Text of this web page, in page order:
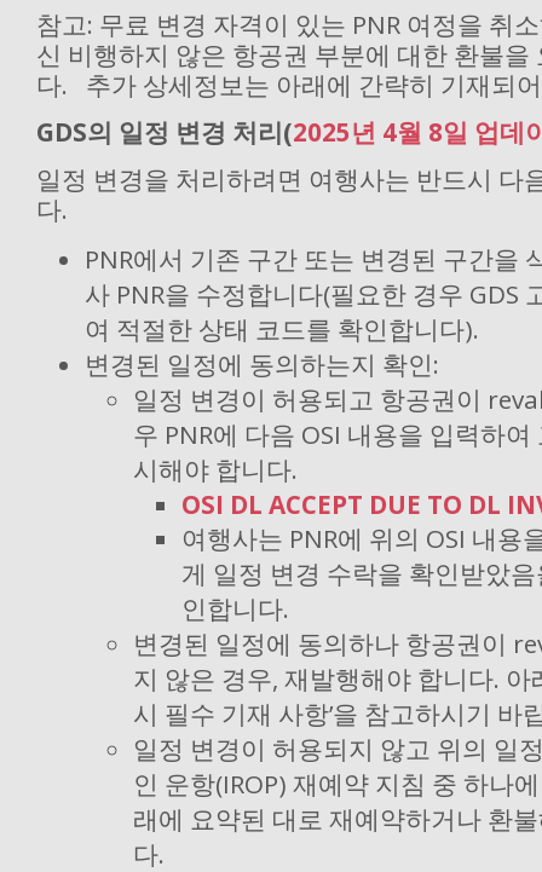
참고: 무료 변경 자격이 있는 PNR 여정을 취
신 비행하지 않은 항공권 부분에 대한 환불을
다. 추가 상세정보는 아래에 간략히 기재되
GDS의 일정 변경 처리(2025년 4월 8일 업데
일정 변경을 처리하려면 여행사는 반드시 다
다.
PNR에서 기존 구간 또는 변경된 구간을
사 PNR을 수정합니다(필요한 경우 GDS
여 적절한 상태 코드를 확인합니다).
변경된 일정에 동의하는지 확인:
일정 변경이 허용되고 항공권이
우 PNR에 다음 OSI 내용을 입력하
시해야 합니다.
OSI DL ACCEPT DUE TO DL
여행사는 PNR에 위의 OSI 내용
게 일정 변경 수락을 확인받았
인합니다.
변경된 일정에 동의하나 항공권이
지 않은 경우, 재발행해야 합니다. 아
시 필수 기재 사항’을 참고하시기 바
일정 변경이 허용되지 않고 위의 일
인 운항(IROP) 재예약 지침 중 하나
래에 요약된 대로 재예약하거나 환
다.